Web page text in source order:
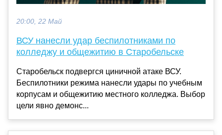
20:00, 22 Май
ВСУ нанесли удар беспилотниками по
колледжу и общежитию в Старобельске
Старобельск подвергся циничной атаке ВСУ.
Беспилотники режима нанесли удары по учебным
корпусам и общежитию местного колледжа. Выбор
цели явно демонс...